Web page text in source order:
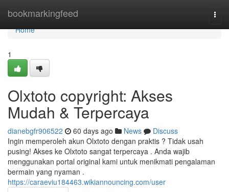
bookmarkingfeed
Home
Home
1
Olxtoto copyright: Akses
Mudah & Terpercaya
dianebgfr906522 60 days ago News
Discuss
Ingin memperoleh akun Olxtoto dengan praktis ? Tidak usah
pusing! Akses ke Olxtoto sangat terpercaya . Anda wajib
menggunakan portal original kami untuk menikmati pengalaman
bermain yang nyaman .
https://caraeviu184463.wikiannouncing.com/user